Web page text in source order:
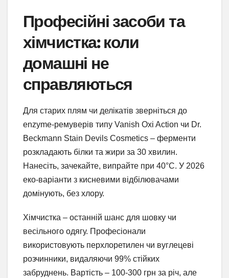
Професійні засоби та
хімчистка: коли
домашні не
справляються
Для старих плям чи делікатів зверніться до
enzyme-ремуверів типу Vanish Oxi Action чи Dr.
Beckmann Stain Devils Cosmetics – ферменти
розкладають білки та жири за 30 хвилин.
Нанесіть, зачекайте, випрайте при 40°C. У 2026
еко-варіанти з кисневими відбілювачами
домінують, без хлору.
Хімчистка – останній шанс для шовку чи
весільного одягу. Професіонали
використовують перхлоретилен чи вуглецеві
розчинники, видаляючи 99% стійких
забруднень. Вартість – 100-300 грн за річ, але